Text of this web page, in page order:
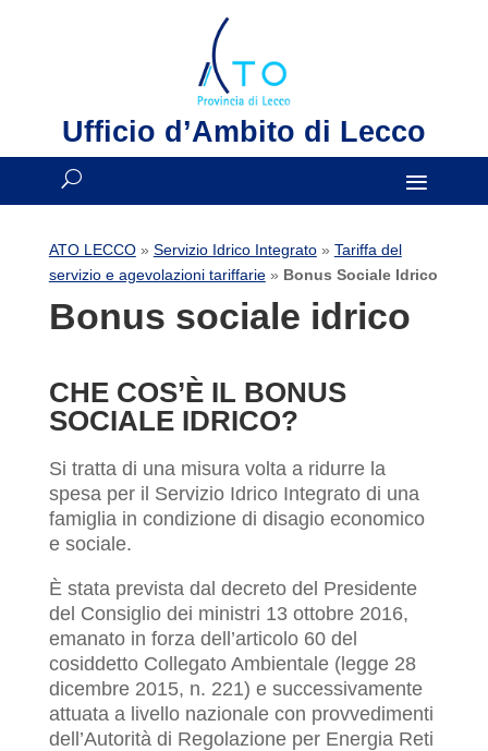
Ufficio d’Ambito di Lecco
ATO LECCO» Servizio Idrico Integrato» Tariffa del
servizio e agevolazioni tariffarie» Bonus Sociale Idrico
Bonus sociale idrico
CHE COS’È IL BONUS
SOCIALE IDRICO?
Si tratta di una misura volta a ridurre la
spesa per il Servizio Idrico Integrato di una
famiglia in condizione di disagio economico
e sociale.
È stata prevista dal decreto del Presidente
del Consiglio dei ministri 13 ottobre 2016,
emanato in forza dell’articolo 60 del
cosiddetto Collegato Ambientale (legge 28
dicembre 2015, n. 221) e successivamente
attuata a livello nazionale con provvedimenti
dell’Autorità di Regolazione per Energia Reti